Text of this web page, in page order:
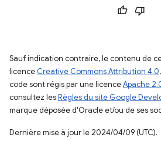
Sauf indication contraire, le contenu de
licence Creative Commons Attribution 4.0
code sont régis par une licenceApache
consultez lesRègles du site Google
marque déposée d'Oracle et/ou de ses
Dernière mise à jour le 2024/04/09 (UTC).